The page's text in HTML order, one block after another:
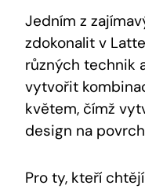
Jedním z
zdokonalit v
různých technik
vytvořit
květem, čímž
design na
Pro ty, kteří